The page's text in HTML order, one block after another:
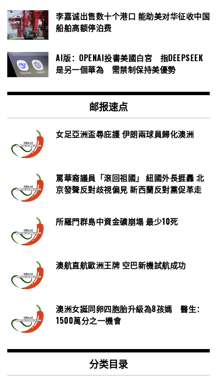
李嘉诚出售数十个港口 能助美对华征收中国
船舶高额停泊费
AI版：OPENAI投書美國白宮 指DEEPSEEK
是另一個華為 需禁制保持美優勢
邮报速点
女足亞洲盃尋庇護 伊朗兩球員歸化澳洲
罵華裔議員「滾回祖國」 紐國外長捱轟 北
京發聲反對歧視偏見 新西蘭反對黨促革走
所羅門群島中資金礦崩塌 最少10死
澳航直航歐洲王牌 空巴新機試航成功
澳洲女誕同卵四胞胎升級為8孩媽 醫生：
1500萬分之一機會
分类目录